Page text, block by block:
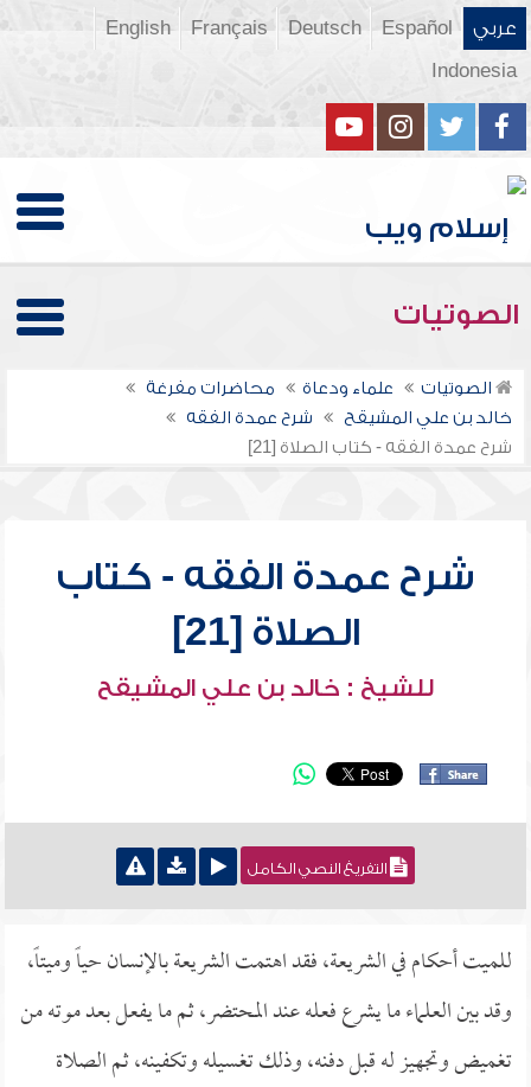
عربي Español
Deutsch
Français
English
Indonesia
الصوتيات
الصوتيات علماء ودعاة
محاضرات مفرغة
خالد بن علي المشيقح
شرح عمدة الفقه
شرح عمدة الفقه - كتاب الصلاة [21]
شرح عمدة الفقه - كتاب
الصلاة [21]
للشيخ : خالد بن علي المشيقح
التفريغ النصي الكامل
للميت أحكام في الشريعة، فقد اهتمت الشريعة بالإنسان حياً وميتاً،
وقد بين العلماء ما يشرع فعله عند المحتضر، ثم ما يفعل بعد موته من
تغميض وتجهيز له قبل دفنه، وذلك تغسيله وتكفينه، ثم الصلاة